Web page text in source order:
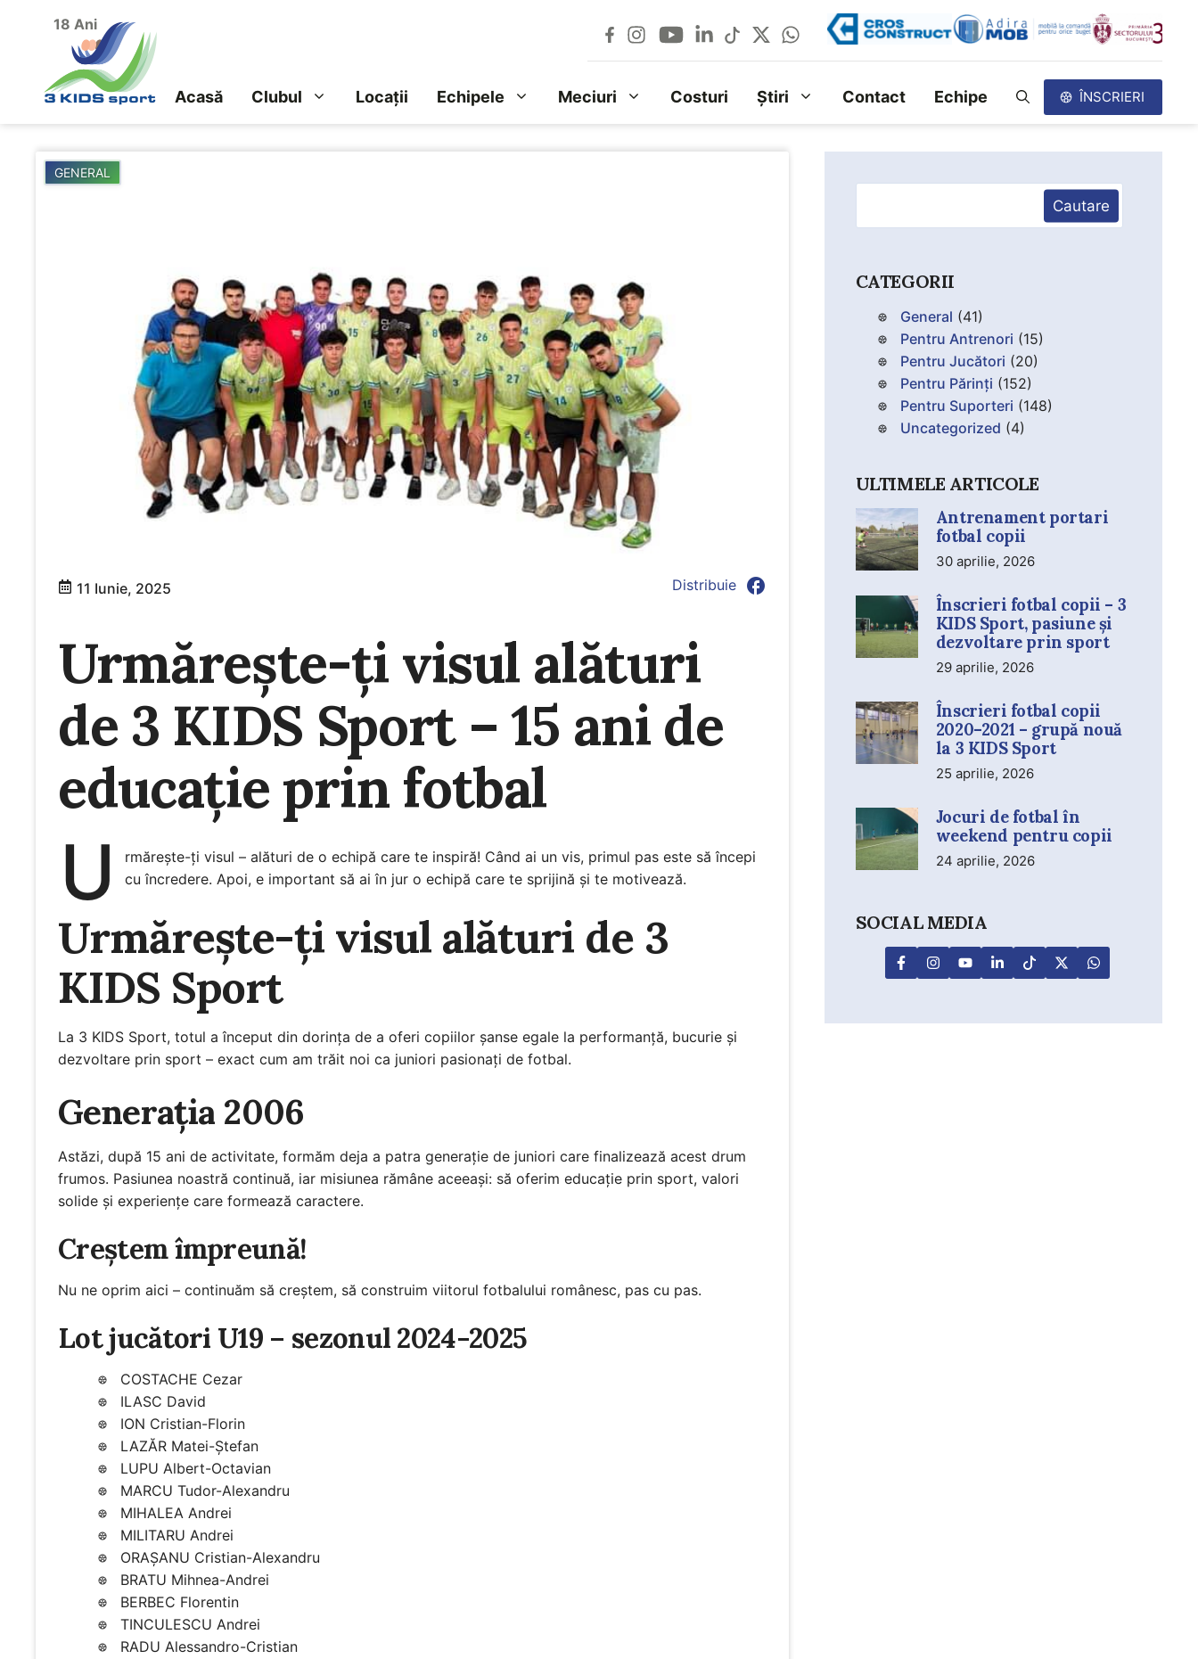
18 Ani
Acasă Clubul Locații Echipele Meciuri Costuri Știri Contact Echipe ÎNSCRIERI
GENERAL
11 Iunie, 2025 Distribuie facebook
Urmărește-ți visul alături
de 3 KIDS Sport – 15 ani de
educație prin fotbal
U
rmărește-ți visul – alături de o echipă care te inspiră! Când ai un vis, primul pas este să începi
cu încredere. Apoi, e important să ai în jur o echipă care te sprijină și te motivează.
Urmărește-ți visul alături de 3
KIDS Sport
La 3 KIDS Sport, totul a început din dorința de a oferi copiilor șanse egale la performanță, bucurie și
dezvoltare prin sport – exact cum am trăit noi ca juniori pasionați de fotbal.
Generația 2006
Astăzi, după 15 ani de activitate, formăm deja a patra generație de juniori care finalizează acest drum
frumos. Pasiunea noastră continuă, iar misiunea rămâne aceeași: să oferim educație prin sport, valori
solide și experiențe care formează caractere.
Creștem împreună!
Nu ne oprim aici – continuăm să creștem, să construim viitorul fotbalului românesc, pas cu pas.
Lot jucători U19 – sezonul 2024-2025
COSTACHE Cezar
ILASC David
ION Cristian-Florin
LAZĂR Matei-Ștefan
LUPU Albert-Octavian
MARCU Tudor-Alexandru
MIHALEA Andrei
MILITARU Andrei
ORAȘANU Cristian-Alexandru
BRATU Mihnea-Andrei
BERBEC Florentin
TINCULESCU Andrei
RADU Alessandro-Cristian
Cautare
CATEGORII
General (41)
Pentru Antrenori (15)
Pentru Jucători (20)
Pentru Părinți (152)
Pentru Suporteri (148)
Uncategorized (4)
ULTIMELE ARTICOLE
Antrenament portari
fotbal copii
30 aprilie, 2026
Înscrieri fotbal copii – 3
KIDS Sport, pasiune și
dezvoltare prin sport
29 aprilie, 2026
Înscrieri fotbal copii
2020–2021 – grupă nouă
la 3 KIDS Sport
25 aprilie, 2026
Jocuri de fotbal în
weekend pentru copii
24 aprilie, 2026
SOCIAL MEDIA